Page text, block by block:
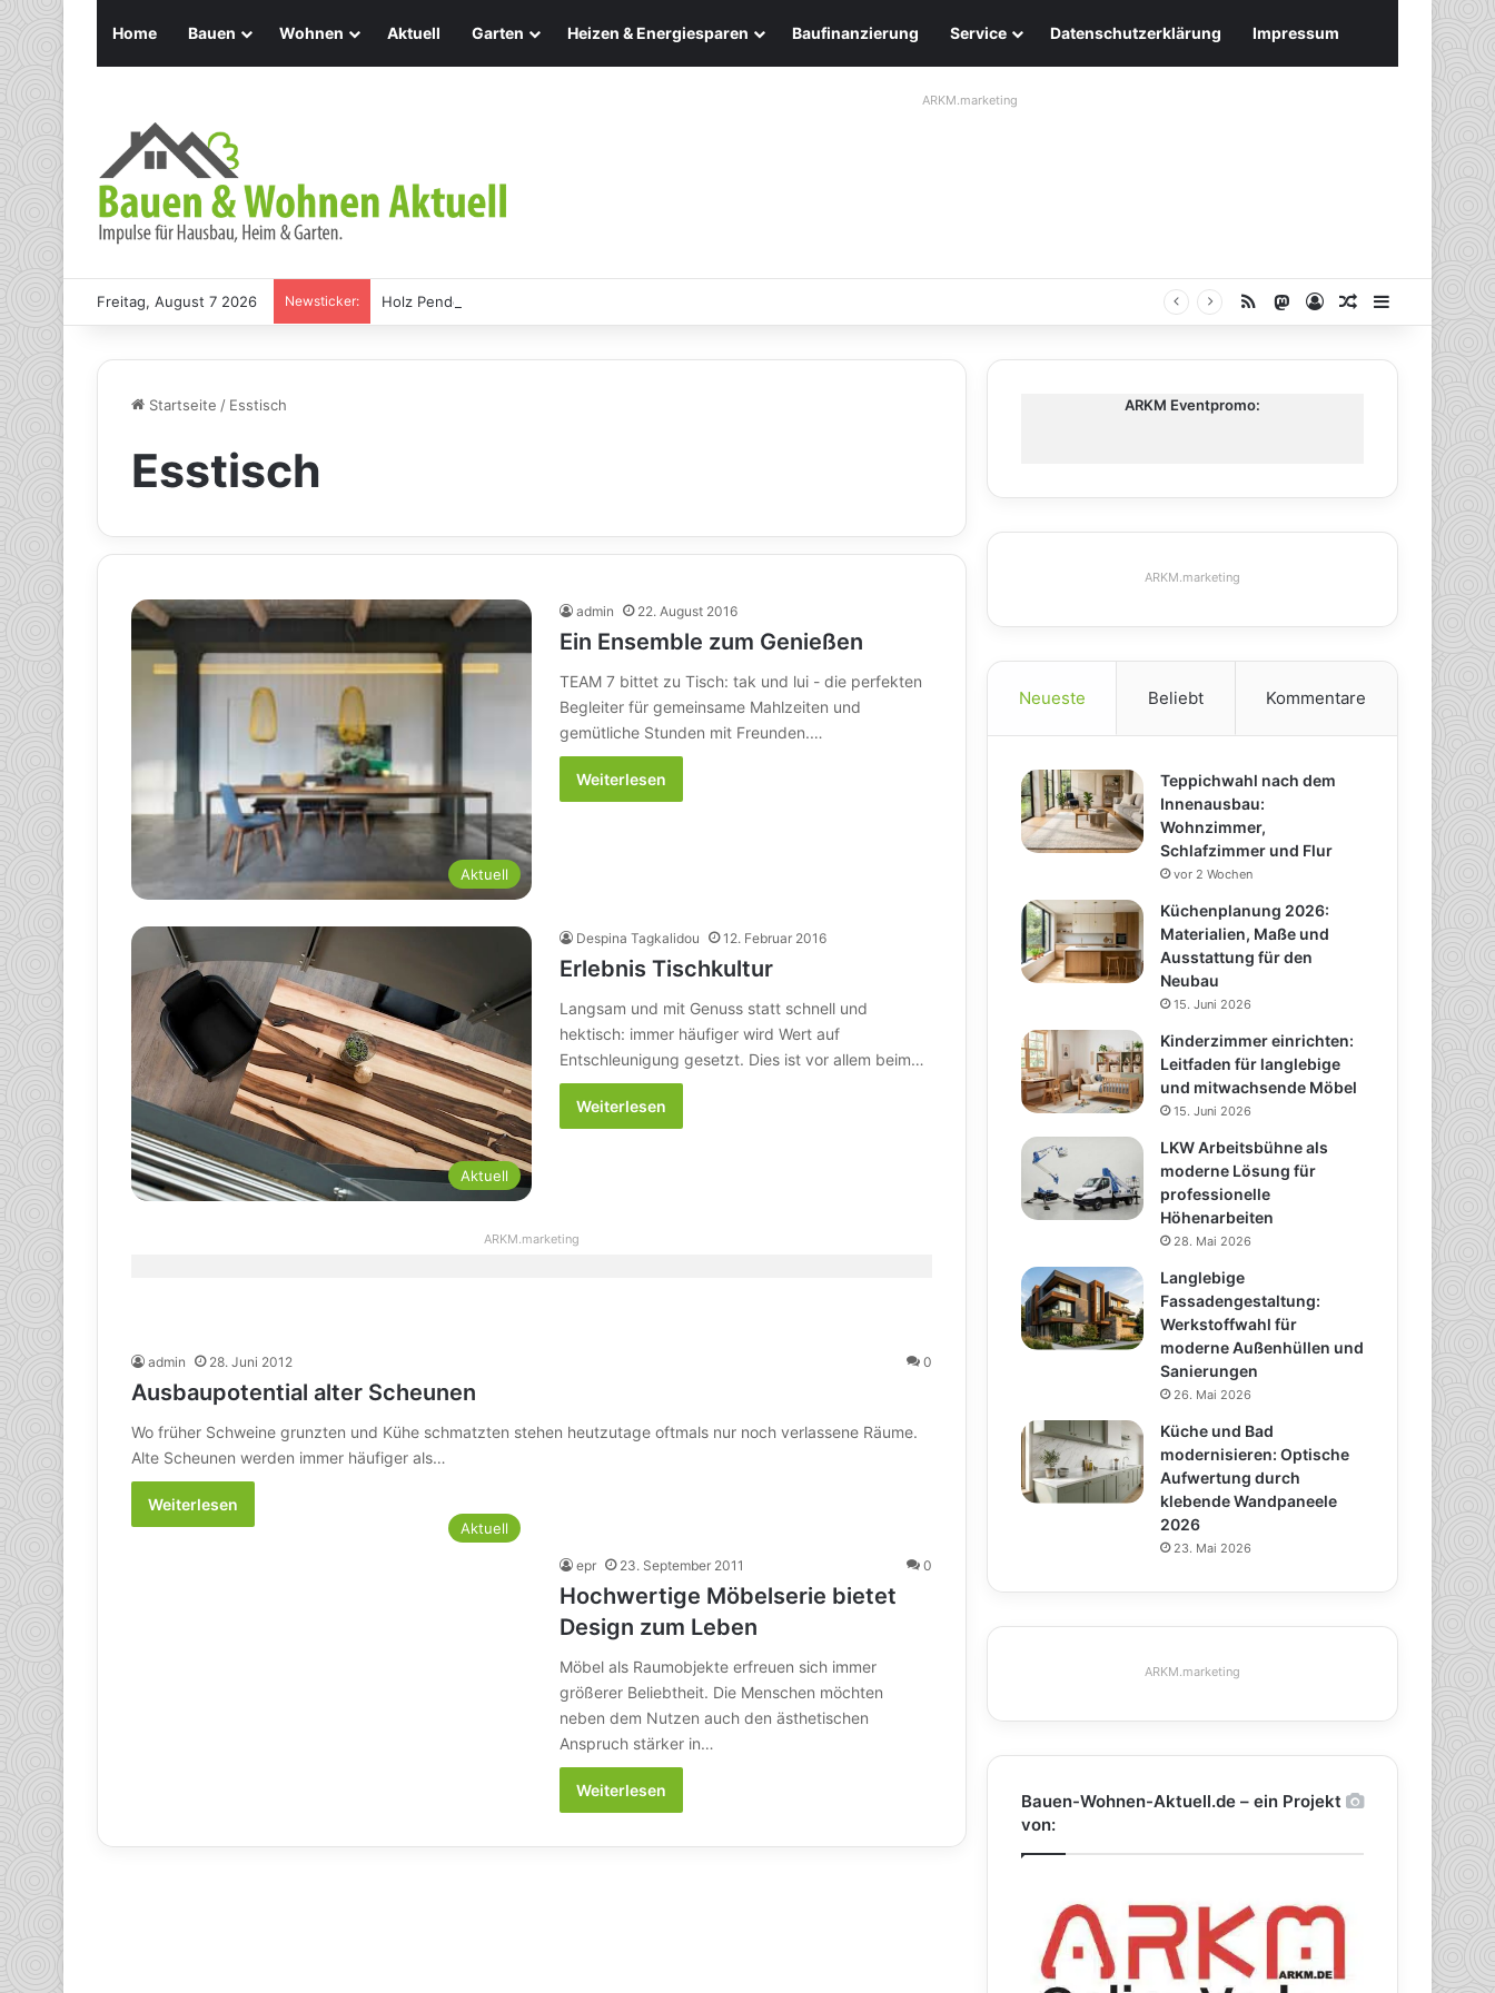
Home Bauen Wohnen Aktuell Garten Heizen & Energiesparen Baufinanzierung Service Datenschutzerklärung Impressum
ARKM.marketing
Freitag, August 7 2026 Newsticker: Holz Pendelleuchten: Eleganz und Nachhaltigkeit für Ihr Zuhause RSS Mastodon
AnmeldenZufälliger
Startseite / Esstisch
Esstisch
Aktuell
admin 22. August 2016
Ein Ensemble zum Genießen
TEAM 7 bittet zu Tisch: tak und lui - die perfekten
Begleiter für gemeinsame Mahlzeiten und
gemütliche Stunden mit Freunden.…
Weiterlesen
Aktuell
Despina Tagkalidou 12. Februar 2016
Erlebnis Tischkultur
Langsam und mit Genuss statt schnell und
hektisch: immer häufiger wird Wert auf
Entschleunigung gesetzt. Dies ist vor allem beim…
Weiterlesen
ARKM.marketing
admin 28. Juni 2012 0
Ausbaupotential alter Scheunen
Wo früher Schweine grunzten und Kühe schmatzten stehen heutzutage oftmals nur noch verlassene Räume.
Alte Scheunen werden immer häufiger als…
Weiterlesen
Aktuell
epr 23. September 2011 0
Hochwertige Möbelserie bietet
Design zum Leben
Möbel als Raumobjekte erfreuen sich immer
größerer Beliebtheit. Die Menschen möchten
neben dem Nutzen auch den ästhetischen
Anspruch stärker in…
Weiterlesen
ARKM Eventpromo:
ARKM.marketing
Neueste Beliebt Kommentare
Teppichwahl nach dem
Innenausbau:
Wohnzimmer,
Schlafzimmer und Flur
vor 2 Wochen
Küchenplanung 2026:
Materialien, Maße und
Ausstattung für den
Neubau
15. Juni 2026
Kinderzimmer einrichten:
Leitfaden für langlebige
und mitwachsende Möbel
15. Juni 2026
LKW Arbeitsbühne als
moderne Lösung für
professionelle
Höhenarbeiten
28. Mai 2026
Langlebige
Fassadengestaltung:
Werkstoffwahl für
moderne Außenhüllen und
Sanierungen
26. Mai 2026
Küche und Bad
modernisieren: Optische
Aufwertung durch
klebende Wandpaneele
2026
23. Mai 2026
ARKM.marketing
Bauen-Wohnen-Aktuell.de – ein Projekt
von: